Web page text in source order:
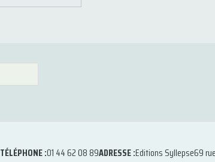
:01 44 62 08 89ADRESSE :Editions Syllepse69